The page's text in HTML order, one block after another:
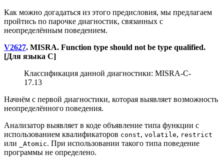
Как можно догадаться из этого предисловия, мы предлагаем
пройтись по парочке диагностик, связанных с
неопределённым поведением.
V2627. MISRA. Function type should not be type qualified.
[Для языка C]
Классификация данной диагностики: MISRA-C-
17.13
Начнём с первой диагностики, которая выявляет возможность
неопределённого поведения.
Анализатор выявляет в коде объявление типа функции с
использованием квалификаторов const, volatile, restrict
или _Atomic. При использовании такого типа поведение
программы не определено.